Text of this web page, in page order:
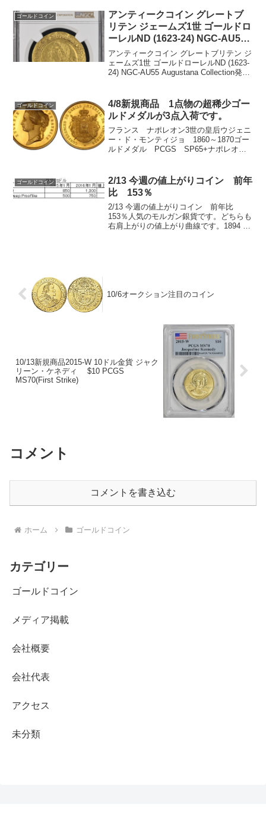
トップグレードですヴィクトリア女...
ゴールドコイン
アンティークコイン グレートブ
リテン ジェームズ1世 ゴールドロ
ーレルND (1623-24) NGC-AU55
Augustana Collection
アンティークコイン グレートブリテン ジ
ェームズ1世 ゴールドローレルND (1623-
24) NGC-AU55 Augustana Collection発
ゴールドコイン
4/8新規商品 1点物の超稀少ゴー
ルドメダルが3点入荷です。
フランス ナポレオン3世の皇后ウジェニ
ー・ド・モンティジョ 1860～1870ゴー
ルドメダル PCGS SP65+ナポレオン3
プルーフとほぼ同等のSPグレードで
す。...
ゴールドコイン
2/13 今週の値上がりコイン 前年
比 153％
2/13 今週の値上がりコイン 前年比
153％人気のモルガン銀貨です。どちらも
右肩上がりの値上がり曲線です。1894 O
10/6オークション注目のコイン
10/13新規商品2015-W 10ドル金貨 ジャク
リーン・ケネディ $10 PCGS
MS70(First Strike)
コメント
コメントを書き込む
ホーム ゴールドコイン
カテゴリー
ゴールドコイン
メディア掲載
会社概要
会社代表
アクセス
未分類